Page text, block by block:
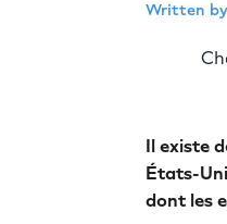
Written by
Il existe
États-
dont les